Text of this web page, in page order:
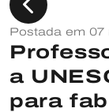
Postada em 07
a
para